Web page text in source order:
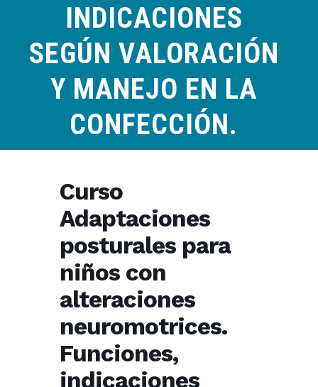
INDICACIONES
SEGÚN VALORACIÓN
Y MANEJO EN LA
CONFECCIÓN.
Curso
Adaptaciones
posturales para
niños con
alteraciones
neuromotrices.
Funciones,
indicaciones